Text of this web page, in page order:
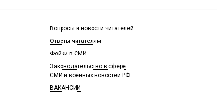
Вопросы и новости читателей
Ответы читателям
Фейки в СМИ
Законодательство в сфере
СМИ и военных новостей РФ
ВАКАНСИИ